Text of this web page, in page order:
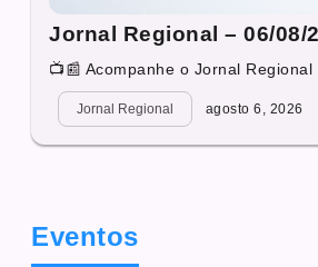
Jornal Regional – 06/08/
📺📰 Acompanhe o Jornal
Jornal Regional agosto 6, 2026
Eventos